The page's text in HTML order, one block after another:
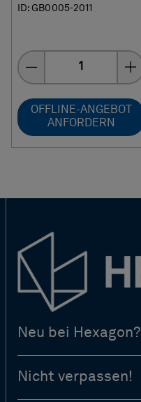
ID: GB0005-2011
OFFLINE-ANGEBOT
ANFORDERN
Neu bei Hexagon?
Nicht verpassen!